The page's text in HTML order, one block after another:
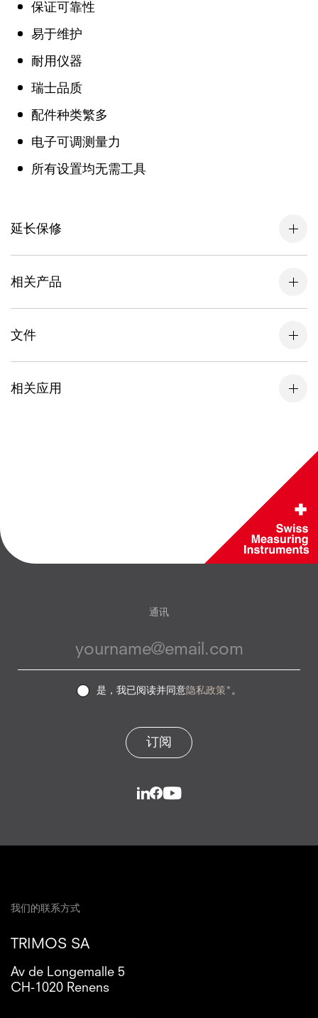
保证可靠性
易于维护
耐用仪器
瑞士品质
配件种类繁多
电子可调测量力
所有设置均无需工具
延长保修
相关产品
文件
相关应用
通讯
是，我已阅读并同意隐私政策* 。
订阅
我们的联系方式
TRIMOS SA
Av de Longemalle 5
CH-1020 Renens